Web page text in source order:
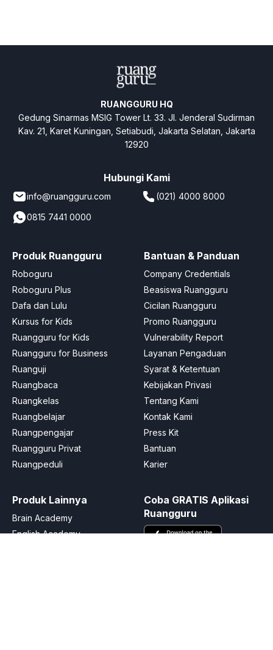
RUANGGURU HQ
Gedung Sinarmas MSIG Tower Lt. 33. Jl. Jenderal Sudirman
Kav. 21, Karet Kuningan, Setiabudi, Jakarta Selatan, Jakarta
12920
Hubungi Kami
info@ruangguru.com
(021) 4000 8000
0815 7441 0000
Produk Ruangguru
Roboguru
Roboguru Plus
Dafa dan Lulu
Kursus for Kids
Ruangguru for Kids
Ruangguru for Business
Ruanguji
Ruangbaca
Ruangkelas
Ruangbelajar
Ruangpengajar
Ruangguru Privat
Ruangpeduli
Bantuan & Panduan
Company Credentials
Beasiswa Ruangguru
Cicilan Ruangguru
Promo Ruangguru
Vulnerability Report
Layanan Pengaduan
Syarat & Ketentuan
Kebijakan Privasi
Tentang Kami
Kontak Kami
Press Kit
Bantuan
Karier
Produk Lainnya
Brain Academy
English Academy
Coba GRATIS Aplikasi
Ruangguru